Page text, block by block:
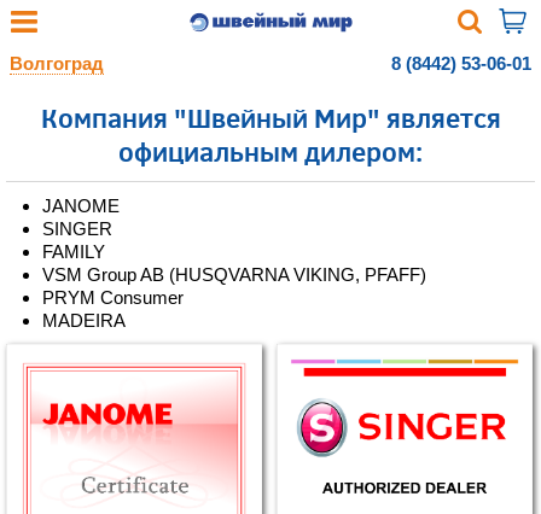
Волгоград 8 (8442) 53-06-01
Компания "Швейный Мир" является
официальным дилером:
JANOME
SINGER
FAMILY
VSM Group AB (HUSQVARNA VIKING, PFAFF)
PRYM Consumer
MADEIRA